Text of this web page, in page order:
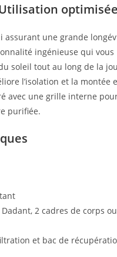
assurant une grande
ingénieuse qui
soleil tout au long de la
l’isolation et la
avec une grille interne
purifiée.
2 cadres de corps
et bac de